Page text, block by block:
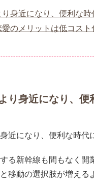
身近になり、便利な時
のメリットは低コスト
り身近になり、便
る新幹線も間もなく開
移動の選択肢が増える